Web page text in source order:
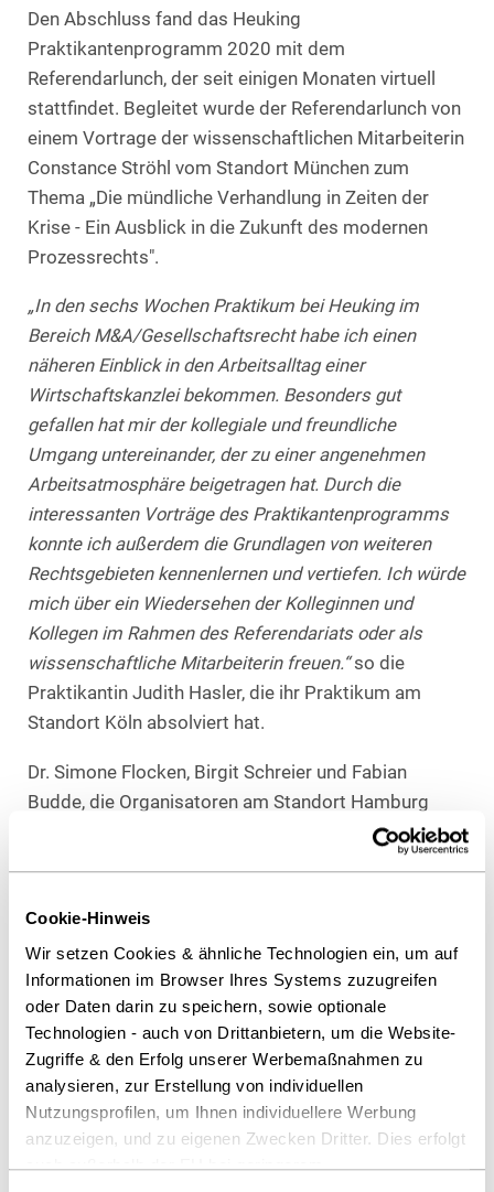
Cookie-Hinweis
Wir setzen Cookies & ähnliche Technologien ein, um auf
Informationen im Browser Ihres Systems zuzugreifen
oder Daten darin zu speichern, sowie optionale
Technologien - auch von Drittanbietern, um die Website-
Zugriffe & den Erfolg unserer Werbemaßnahmen zu
analysieren, zur Erstellung von individuellen
Nutzungsprofilen, um Ihnen individuellere Werbung
anzuzeigen, und zu eigenen Zwecken Dritter. Dies erfolgt
auch außerhalb der EU bei geringerem
Den Abschluss fand das Heuking
Praktikantenprogramm 2020 mit dem
Referendarlunch, der seit einigen Monaten virtuell
stattfindet. Begleitet wurde der Referendarlunch von
einem Vortrage der wissenschaftlichen Mitarbeiterin
Constance Ströhl vom Standort München zum
Thema „Die mündliche Verhandlung in Zeiten der
Krise - Ein Ausblick in die Zukunft des modernen
Prozessrechts".
„In den sechs Wochen Praktikum bei Heuking im
Bereich M&A/Gesellschaftsrecht habe ich einen
näheren Einblick in den Arbeitsalltag einer
Wirtschaftskanzlei bekommen. Besonders gut
gefallen hat mir der kollegiale und freundliche
Umgang untereinander, der zu einer angenehmen
Arbeitsatmosphäre beigetragen hat. Durch die
interessanten Vorträge des Praktikantenprogramms
konnte ich außerdem die Grundlagen von weiteren
Rechtsgebieten kennenlernen und vertiefen. Ich würde
mich über ein Wiedersehen der Kolleginnen und
Kollegen im Rahmen des Referendariats oder als
wissenschaftliche Mitarbeiterin freuen.“so die
Praktikantin Judith Hasler, die ihr Praktikum am
Standort Köln absolviert hat.
Dr. Simone Flocken, Birgit Schreier und Fabian
Budde, die Organisatoren am Standort Hamburg
„Wir sind sehr froh, dass wir unseren
sehr interessante Vorträge und Workshops anbieten
konnten. Wir haben zu unserem Programm sehr
positive Rückmeldungen erhalten. Einige Praktikanten
haben auch bereits Interesse an einer zukünftigen
Referendarstelle bzw. einer Stelle als
Wissenschaftlicher Mitarbeiter bei Heuking Kühn Lüer
Wojtek bekundet.“
Als PDF herunterladen